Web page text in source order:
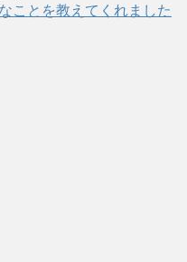
ことを教えてくれました